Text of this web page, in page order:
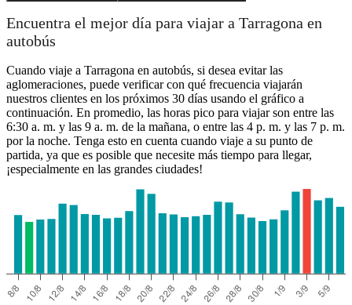
Encuentra el mejor día para viajar a Tarragona en
autobús
Cuando viaje a Tarragona en autobús, si desea evitar las
aglomeraciones, puede verificar con qué frecuencia viajarán
nuestros clientes en los próximos 30 días usando el gráfico a
continuación. En promedio, las horas pico para viajar son entre las
6:30 a. m. y las 9 a. m. de la mañana, o entre las 4 p. m. y las 7 p. m.
por la noche. Tenga esto en cuenta cuando viaje a su punto de
partida, ya que es posible que necesite más tiempo para llegar,
¡especialmente en las grandes ciudades!